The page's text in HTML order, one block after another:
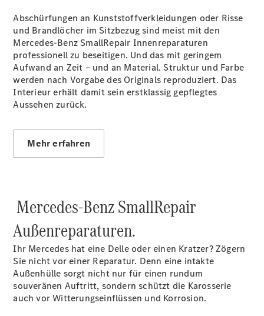
eSprinter
Pritschenfahrzeug
- elektrisch
Sprinter
Fahrgestell
eSprinter
Fahrgestell
Vito
Kastenwagen
eVito
Kastenwagen
- elektrisch
Vito Mixto
Vito Tourer
eVito
Tourer -
Abschürfungen an Kunststoffverkleidungen oder Risse
und Brandlöcher im Sitzbezug sind meist mit den
Mercedes-Benz SmallRepair Innenreparaturen
professionell zu beseitigen. Und das mit geringem
Aufwand an Zeit – und an Material. Struktur und Farbe
werden nach Vorgabe des Originals reproduziert. Das
Interieur erhält damit sein erstklassig gepflegtes
Aussehen zurück.
Mehr erfahren
Mercedes-Benz SmallRepair
Außenreparaturen.
Ihr Mercedes hat eine Delle oder einen Kratzer? Zögern
Sie nicht vor einer Reparatur. Denn eine intakte
Außenhülle sorgt nicht nur für einen rundum
souveränen Auftritt, sondern schützt die Karosserie
auch vor Witterungseinflüssen und Korrosion.